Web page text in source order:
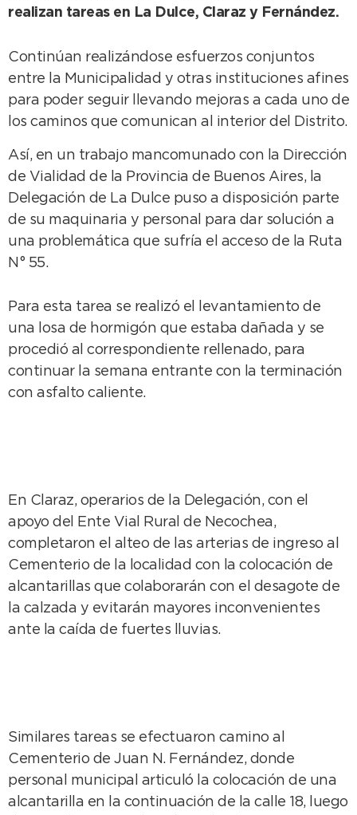
realizan tareas en La Dulce, Claraz y Fernández.
Continúan realizándose esfuerzos conjuntos
entre la Municipalidad y otras instituciones afines
para poder seguir llevando mejoras a cada uno de
los caminos que comunican al interior del Distrito.
Así, en un trabajo mancomunado con la Dirección
de Vialidad de la Provincia de Buenos Aires, la
Delegación de La Dulce puso a disposición parte
de su maquinaria y personal para dar solución a
una problemática que sufría el acceso de la Ruta
N° 55.
Para esta tarea se realizó el levantamiento de
una losa de hormigón que estaba dañada y se
procedió al correspondiente rellenado, para
continuar la semana entrante con la terminación
con asfalto caliente.
En Claraz, operarios de la Delegación, con el
apoyo del Ente Vial Rural de Necochea,
completaron el alteo de las arterias de ingreso al
Cementerio de la localidad con la colocación de
alcantarillas que colaborarán con el desagote de
la calzada y evitarán mayores inconvenientes
ante la caída de fuertes lluvias.
Similares tareas se efectuaron camino al
Cementerio de Juan N. Fernández, donde
personal municipal articuló la colocación de una
alcantarilla en la continuación de la calle 18, luego